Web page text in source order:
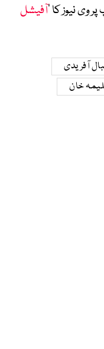
وی نیوز کا ’آفیشل
آفریدی
خان